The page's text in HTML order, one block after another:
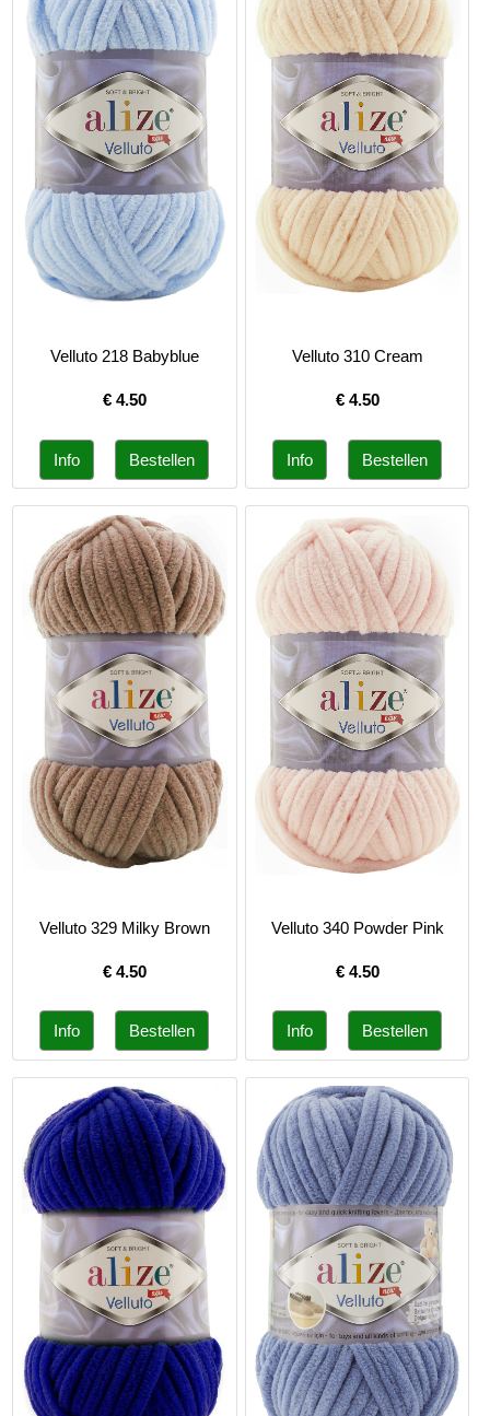
Velluto 218 Babyblue
€ 4.50
Velluto 310 Cream
€ 4.50
Velluto 329 Milky Brown
€ 4.50
Velluto 340 Powder Pink
€ 4.50